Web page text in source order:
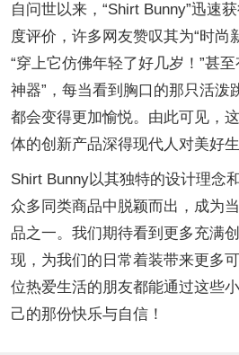
自问世以来，“Shirt Bunny”迅速
度评价，许多网友赞叹其为“时尚
“穿上它仿佛年轻了好几岁！”甚
神器”，每当看到胸口的那只活泼
都会变得更加愉悦。由此可见，
体的创新产品深得现代人对美好
Shirt Bunny以其独特的设计理念
众多同类商品中脱颖而出，成为
品之一。我们期待看到更多充满
现，为我们的日常着装带来更多
位热爱生活的朋友都能通过这些
己的那份快乐与自信！